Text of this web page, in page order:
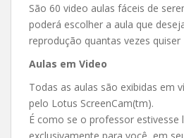
São 60 video aulas fáceis de
poderá escolher a aula que
reprodução quantas vezes quiser
Aulas em Video
Todas as aulas são exibidas em
pelo Lotus ScreenCam(tm).
É como se o professor estivesse